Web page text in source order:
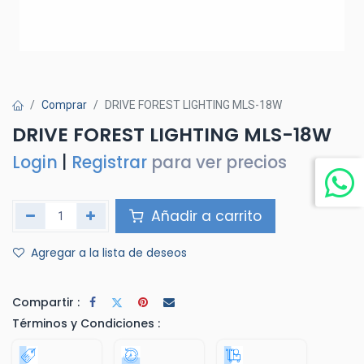
Comprar DRIVE FOREST LIGHTING MLS-18W
DRIVE FOREST LIGHTING MLS-18W
Login Registrar para ver precios
Añadir a carrito
Agregar a la lista de deseos
Compartir :
Términos y Condiciones :